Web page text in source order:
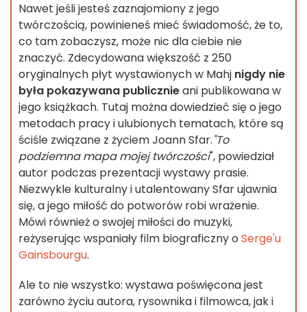
Nawet jeśli jesteś zaznajomiony z jego
twórczością, powinieneś mieć świadomość, że to,
co tam zobaczysz, może nic dla ciebie nie
znaczyć. Zdecydowana większość z 250
oryginalnych płyt wystawionych w Mahj nigdy nie
była pokazywana publicznieani publikowana w
jego książkach. Tutaj można dowiedzieć się o jego
metodach pracy i ulubionych tematach, które są
ściśle związane z życiem Joann Sfar."To
podziemna mapa mojej twórczości", powiedział
autor podczas prezentacji wystawy prasie.
Niezwykle kulturalny i utalentowany Sfar ujawnia
się, a jego miłość do potworów robi wrażenie.
Mówi również o swojej miłości do muzyki,
reżyserując wspaniały film biograficzny o Serge'u
Gainsbourgu.
Ale to nie wszystko: wystawa poświęcona jest
zarówno życiu autora, rysownika i filmowca, jak i